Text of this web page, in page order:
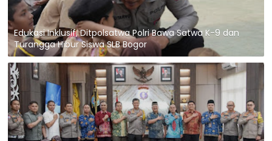
Edukasi Inklusif, Ditpolsatwa Polri Bawa Satwa K-9 dan
Turangga Hibur Siswa SLB Bogor